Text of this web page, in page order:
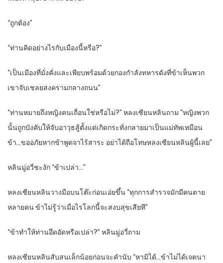
“ถูกต้อง”
“ท่านคิดอย่างไรกับเมืองนี้หรือ?”
“เป็นเมืองที่มั่งคั่งและเพียบพร้อมด้วยกองกำลังทหารดังที่ข้าเห็นพวก
เขาจับเชลยสงครามกลางถนน”
“ท่านหมายถึงหญิงคนเถื่อนใช่หรือไม่?” หลงเซียนหลินถาม “หญิงพวก
นั้นถูกบังคับให้จับอาวุธสู้ตั้งแต่เกิดกระทั่งกลายมาเป็นแม่ทัพเหมือน
ข้า…ขออภัยหากข้าพูดจาไร้สาระ อย่าได้ถือโทษหลงเซียนหลินผู้นี้เลย”
หลินมู่อวี่ชะงัก “ข้าเปล่า…”
หลงเซียนหลินวางมือบนโต๊ะก่อนเอ่ยขึ้น “ทุกการสำรวจมักมีคนตาย
หลายคน ข้าไม่รู้ว่าเมื่อไรโลกนี้จะสงบสุขเสียที”
“ข้าทำให้ท่านอึดอัดหรือเปล่า?” หลินมู่อวี่ถาม
หลงเซียนหลินสับสนเล็กน้อยก่อนจะคำนับ “หามิได้…ข้าไม่ได้เจตนา